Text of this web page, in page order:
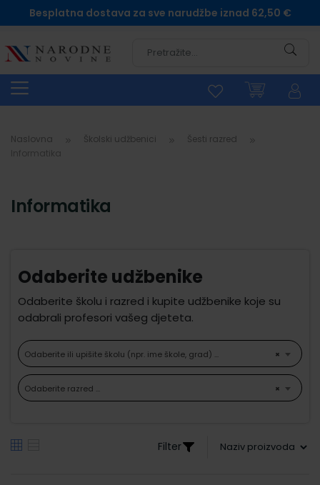
Besplatna dostava za sve narudžbe iznad 62,50 €
Naslovna Školski udžbenici
Šesti razred
Informatika
Odaberite udžbenike
Odaberite školu i razred i kupite udžbenike koje su
odabrali profesori vašeg djeteta.
×
Odaberite ili upišite školu (npr. ime škole, grad) ...
×
Odaberite razred ...
Filter